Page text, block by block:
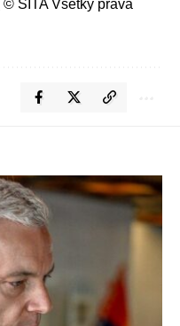
© SITA Všetky práva